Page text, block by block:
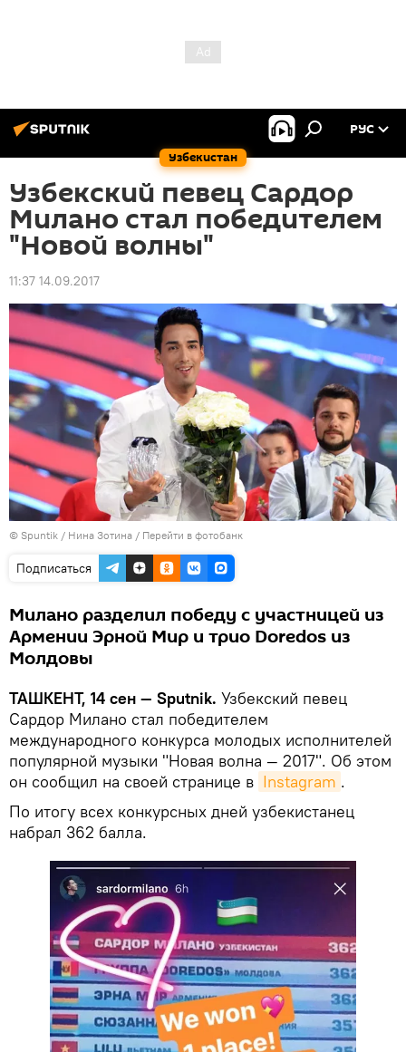
Узбекистан
РУС
Узбекский певец Сардор
Милано стал победителем
"Новой волны"
11:37 14.09.2017
© Spuntik / Нина Зотина / Перейти в фотобанк
Подписаться
Милано разделил победу с участницей из
Армении Эрной Мир и трио Doredos из
Молдовы
ТАШКЕНТ, 14 сен — Sputnik. Узбекский певец
Сардор Милано стал победителем
международного конкурса молодых исполнителей
популярной музыки "Новая волна — 2017". Об этом
он сообщил на своей странице в Instagram .
По итогу всех конкурсных дней узбекистанец
набрал 362 балла.